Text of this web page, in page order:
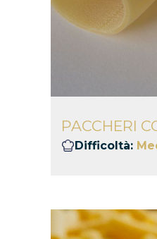
PACCHERI
Difficoltà: